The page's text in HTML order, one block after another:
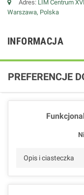
Adres: LIM Centrum
Warszawa, Polska
INFORMACJA
PREFERENCJE
Opis i ciasteczka